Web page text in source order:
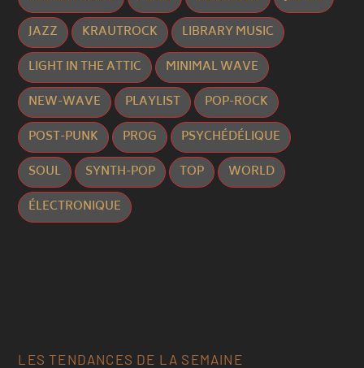
JAZZ
KRAUTROCK
LIBRARY MUSIC
LIGHT IN THE ATTIC
MINIMAL WAVE
NEW-WAVE
PLAYLIST
POP-ROCK
POST-PUNK
PROG
PSYCHÉDÉLIQUE
SOUL
SYNTH-POP TOP
WORLD
ÉLECTRONIQUE
LES TENDANCES DE LA SEMAINE